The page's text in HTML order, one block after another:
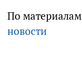
По материалам
новости